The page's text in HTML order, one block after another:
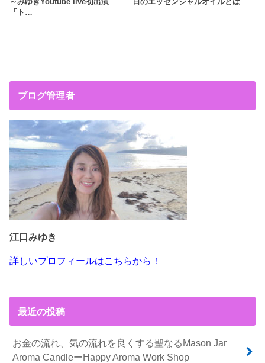
『ト…
ブログ管理者
江口みゆき
詳しいプロフィールはこちらから！
最近の投稿
お金の流れ、気の流れを良くする聖なるMason Jar
Aroma CandleーHappy Aroma Work Shop